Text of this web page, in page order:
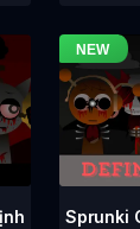
Sprunki